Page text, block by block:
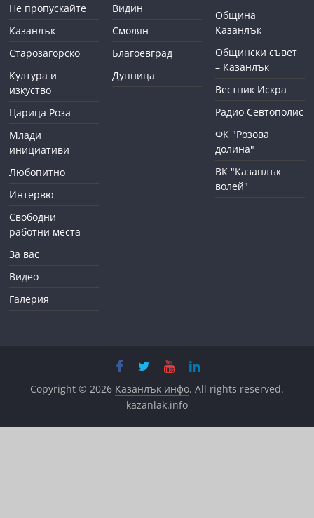
Не пропускайте
Казанлък
Старозагорско
Култура и
изкуство
Царица Роза
Млади
инициативи
Любопитно
Интервю
Свободни
работни места
За вас
Видео
Галерия
Видин
Смолян
Благоевград
Дупница
Община
Казанлък
Общински съвет
– Казанлък
Вестник Искра
Радио Севтополис
ФК "Розова
долина"
ВК "Казанлък
волей"
Copyright © 2026 Казанлък инфо. All rights reserved.
kazanlak.info